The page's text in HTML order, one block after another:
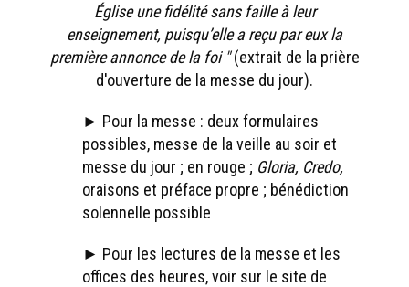
Église une fidélité sans faille à leur
enseignement, puisqu’elle a reçu par eux la
première annonce de la foi "(extrait de la prière
d'ouverture de la messe du jour).
► Pour la messe : deux formulaires
possibles, messe de la veille au soir et
messe du jour ; en rouge ; Gloria, Credo,
oraisons et préface propre ; bénédiction
solennelle possible
► Pour les lectures de la messe et les
offices des heures, voir sur le site de